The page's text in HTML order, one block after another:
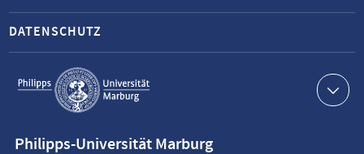
Service-
Navigation
DATENSCHUTZ
Philipps-Universität Marburg